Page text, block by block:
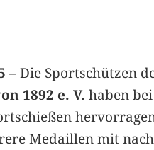
– Die Sportschützen
1892 e. V. haben
Medaillen mit